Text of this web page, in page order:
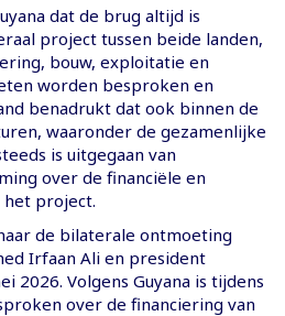
dat de brug altijd is
project tussen beide landen,
bouw, exploitatie en
worden besproken en
benadrukt dat ook binnen de
waaronder de gezamenlijke
is uitgegaan van
over de financiële en
het project.
de bilaterale ontmoeting
Irfaan Ali en president
2026. Volgens Guyana is tijdens
over de financiering van